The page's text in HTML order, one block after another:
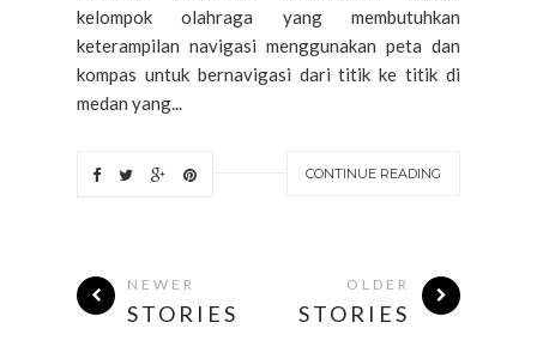
kelompok olahraga yang membutuhkan
keterampilan navigasi menggunakan peta dan
kompas untuk bernavigasi dari titik ke titik di
medan yang...
CONTINUE READING
NEWER
STORIES
OLDER
STORIES